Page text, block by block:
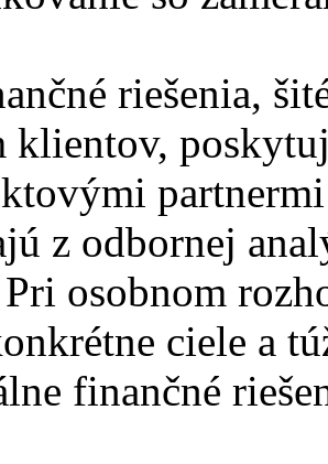
riešenia,
klientov,
z odbornej
osobnom
ciele a
finančné